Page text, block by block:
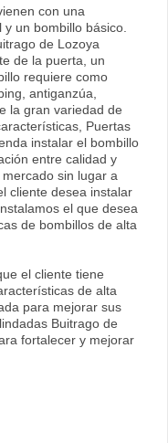
con una
un bombillo básico.
de Lozoya
de la puerta, un
requiere como
antiganzúa,
la gran variedad de
Puertas
instalar el bombillo
entre calidad y
sin lugar a
cliente desea instalar
el que desea
de bombillos de alta
el cliente tiene
de alta
para mejorar sus
Buitrago de
fortalecer y mejorar